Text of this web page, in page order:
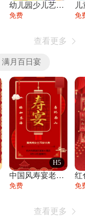
幼儿园少儿艺术展览绘画展摄影作品展美术展
免费 免
查看更多 
满月百日宴
H5
中国风寿宴老人生日宴会邀请函寿宴请帖请柬
免费 免
查看更多 